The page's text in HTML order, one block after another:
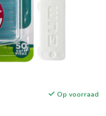
Op voorraad